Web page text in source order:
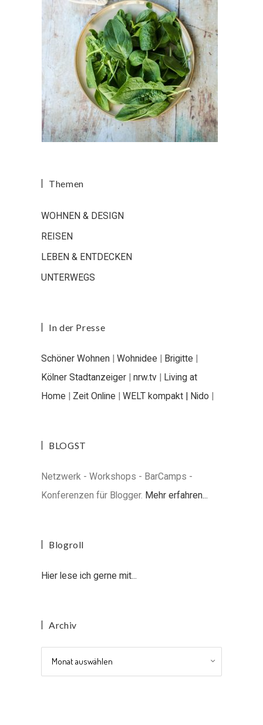
Themen
WOHNEN & DESIGN
REISEN
LEBEN & ENTDECKEN
UNTERWEGS
In der Presse
Schöner Wohnen | Wohnidee | Brigitte |
Kölner Stadtanzeiger | nrw.tv | Living at
Home | Zeit Online | WELT kompakt | Nido |
BLOGST
Netzwerk - Workshops - BarCamps -
Konferenzen für Blogger. Mehr erfahren...
Blogroll
Hier lese ich gerne mit...
Archiv